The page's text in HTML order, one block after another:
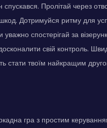
спускався. Пролітай через
Дотримуйся ритму для
уважно спостерігай за
свій контроль.
стати твоїм найкращим
гра з простим